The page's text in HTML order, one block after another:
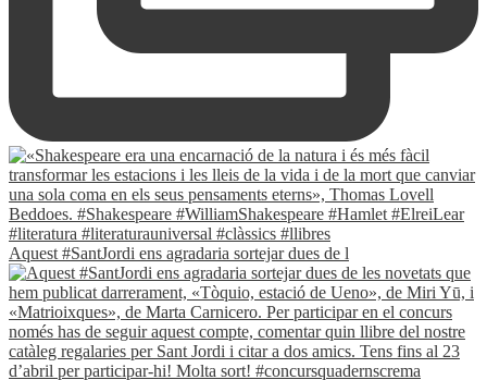
Aquest #SantJordi ens agradaria sortejar dues de l